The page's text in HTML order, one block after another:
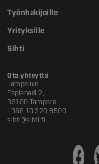
Työnhakijoille
Yrityksille
Sihti
Ota yhteyttä
Tampellan
Esplanadi 2,
33100 Tampere
+358 10 320 6500
sihti@sihti.fi